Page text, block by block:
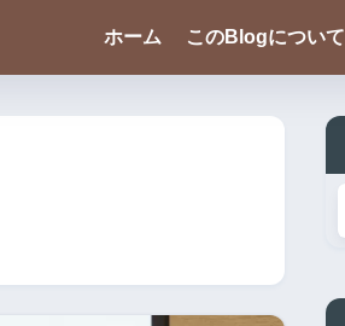
ホーム このBlogについて